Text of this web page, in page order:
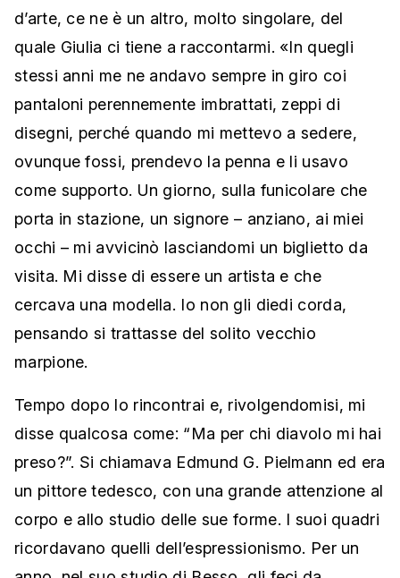
d’arte, ce ne è un altro, molto singolare, del
quale Giulia ci tiene a raccontarmi. «In quegli
stessi anni me ne andavo sempre in giro coi
pantaloni perennemente imbrattati, zeppi di
disegni, perché quando mi mettevo a sedere,
ovunque fossi, prendevo la penna e li usavo
come supporto. Un giorno, sulla funicolare che
porta in stazione, un signore – anziano, ai miei
occhi – mi avvicinò lasciandomi un biglietto da
visita. Mi disse di essere un artista e che
cercava una modella. Io non gli diedi corda,
pensando si trattasse del solito vecchio
marpione.
Tempo dopo lo rincontrai e, rivolgendomisi, mi
disse qualcosa come: “Ma per chi diavolo mi hai
preso?”. Si chiamava Edmund G. Pielmann ed era
un pittore tedesco, con una grande attenzione al
corpo e allo studio delle sue forme. I suoi quadri
ricordavano quelli dell’espressionismo. Per un